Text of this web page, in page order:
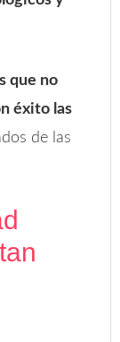
que no
éxito las
de las